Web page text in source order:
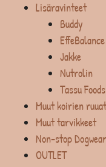
Lisäravinteet
Buddy
EffeBalance
Jakke
Nutrolin
Tassu Foods
Muut koirien ruuat
Muut tarvikkeet
Non-stop Dogwear
OUTLET